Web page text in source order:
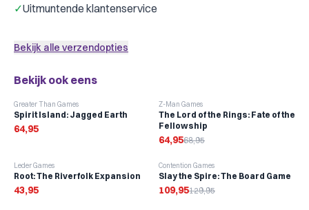
✓Uitmuntende klantenservice
Bekijk alle verzendopties
Bekijk ook eens
Greater Than Games
Spirit Island: Jagged Earth
64,95
-6%
Z-Man Games
The Lord of the Rings: Fate of the
Fellowship
64,9568,95
Leder Games
Root: The Riverfolk Expansion
43,95
-15%
Contention Games
Slay the Spire: The Board Game
109,95129,95